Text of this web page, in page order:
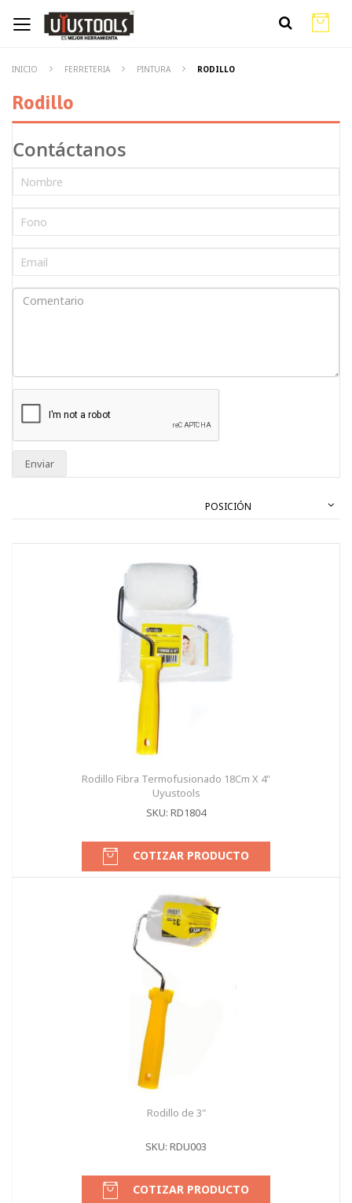
INICIO FERRETERIA PINTURA RODILLO
Rodillo
Rodillo Fibra Termofusionado 18Cm X 4"
Uyustools
SKU: RD1804
COTIZAR PRODUCTO
Rodillo de 3"
SKU: RDU003
COTIZAR PRODUCTO
Contáctanos
Enviar